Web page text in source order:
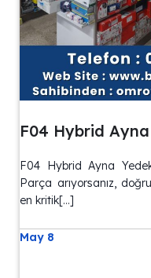
F04 Hybrid
F04 Hybrid Ayna
Parça arıyorsanız,
en kritik[…]
May 8